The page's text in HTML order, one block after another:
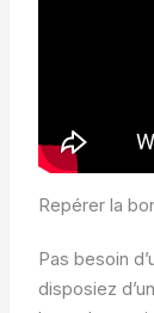
Repérer la
Pas besoin
disposiez